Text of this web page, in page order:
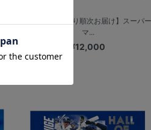
【8月中旬頃より順次お届け】スーパー
マ...
¥12,000